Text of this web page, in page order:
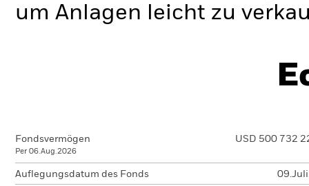
um Anlagen leicht zu
Fondsvermögen
Per 06.Aug.2026
USD 500 732
Auflegungsdatum des Fonds